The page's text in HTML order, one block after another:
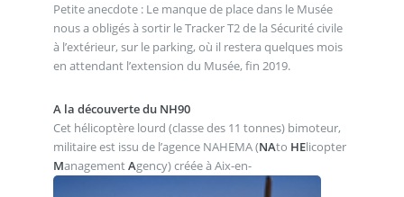
Petite anecdote : Le manque de place dans le Musée
nous a obligés à sortir le Tracker T2 de la Sécurité civile
à l’extérieur, sur le parking, où il restera quelques mois
en attendant l’extension du Musée, fin 2019.
A la découverte du NH90
Cet hélicoptère lourd (classe des 11 tonnes) bimoteur,
militaire est issu de l’agence NAHEMA (NAto HElicopter
ManagementAgency) créée à Aix-en-